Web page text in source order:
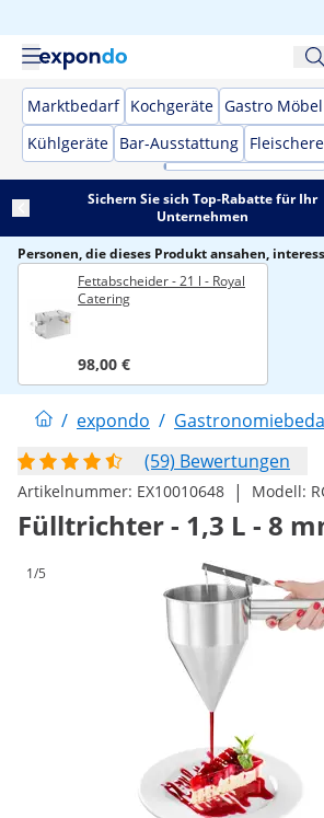
Marktbedarf Kochgeräte Gastro Möbel
Kühlgeräte Bar-Ausstattung
Sichern Sie sich Top-Rabatte für Ihr
Unternehmen
Personen, die dieses Produkt ansahen,
Fettabscheider - 21 l - Royal
Catering
98,00 €
/ expondo /
(59) Bewertungen
Artikelnummer: EX10010648 | Modell:
Fülltrichter - 1,3 L - 8
1/5